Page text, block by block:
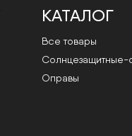
КАТАЛОГ
Все товары
Cолнцезащитные-
Оправы